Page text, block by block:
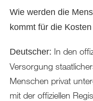
Wie werden die
kommt für die
Deutscher: In den
Versorgung
Menschen privat
mit der offiziellen